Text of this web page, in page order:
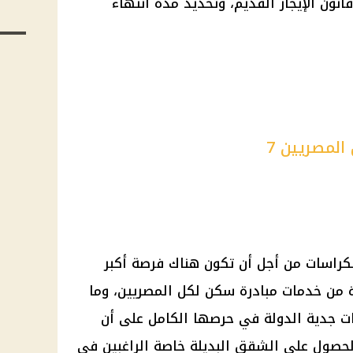
7
من أجل أن تكون هناك فرصة أكبر
خدمات مبادرة سكن لكل المصريين، وما
جدية الدولة في حرصها الكامل على أن
على الشقق البديلة خاصة الراغبين في